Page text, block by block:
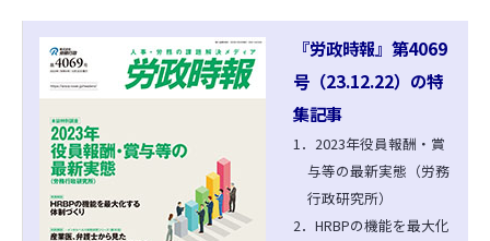
『労政時報』第4069
号（23.12.22）の特
集記事
1．2023年役員報酬・賞
与等の最新実態（労務
行政研究所）
2．HRBPの機能を最大化